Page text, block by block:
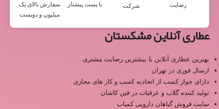
رضایت
شرکت
با پست پیشتاز
سفارش بالای یک
میلیون و دویست
عطاری آنلاین مشکستان
بهترین عطاری آنلاین با بیشترین رضایت مشتری
ارسال فوری در تهران
دارای جواز کسب از اتحادیه کسب و کار های مجازی
تولید کننده گلاب و عرقیات در فین کاشان
سایت فروش گیاهان دارویی کمیاب